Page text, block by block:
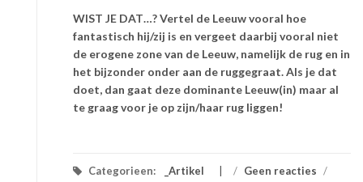
WIST JE DAT…? Vertel de Leeuw vooral hoe
fantastisch hij/zij is en vergeet daarbij vooral niet
de erogene zone van de Leeuw, namelijk de rug en in
het bijzonder onder aan de ruggegraat. Als je dat
doet, dan gaat deze dominante Leeuw(in) maar al
te graag voor je op zijn/haar rug liggen!
Categorieen: _Artikel / Geen reacties /